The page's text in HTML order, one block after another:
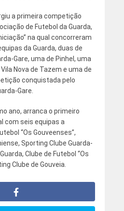
a primeira competição
de Futebol da Guarda,
na qual concorreram
da Guarda, duas de
Gare, uma de Pinhel, uma
Nova de Tazem e uma de
conquistada pelo
Gare.
ano, arranca o primeiro
com seis equipas a
“Os Gouveenses”,
Sporting Clube Guarda-
Clube de Futebol “Os
Clube de Gouveia.